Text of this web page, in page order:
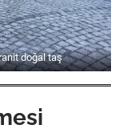
doğal taş